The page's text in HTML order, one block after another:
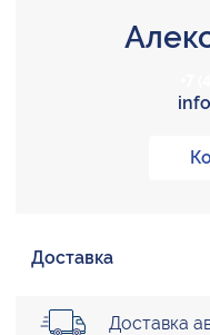
Доставка
Доставка